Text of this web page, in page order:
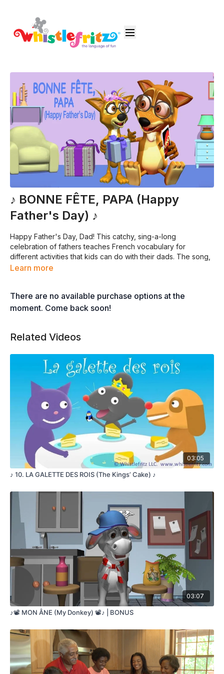
♪ BONNE FÊTE, PAPA (Happy
Father's Day) ♪
Happy Father's Day, Dad! This catchy, sing-a-long
celebration of fathers teaches French vocabulary for
different activities that kids can do with their dads. The song,
performed by Laura and Alexandra Prossaird, is from
BONNE FÊTE, PAPA
BONNE FÊTE, PAPA
BONNE FÊTE, PAPA
J’AIME TELLEMENT CE JOUR-LÀ
JE PASSE MA JOURNÉE AVEC TOI
ÇA ME REMPLIT DE JOIE
Chantez avec nous !
BONNE FÊTE, PAPA
BONNE FÊTE, PAPA
J’AIME TELLEMENT CE JOUR-LÀ
QUELLE CHANCE D’AVOIR UN PÈRE COMME TOI
UNE PARTIE DE CACHE-CACHE
UN “PIERRE, FEUILLE, CISEAUX”
ON CUISINE UN GÂTEAU
OU ON FAIT DU VÉLO
BONNE FÊTE, PAPA
BONNE FÊTE, PAPA
J’AIME TELLEMENT CE JOUR-LÀ
JE PASSE MA JOURNÉE AVEC TOI
ÇA ME REMPLIT DE JOIE
BONNE FÊTE, PAPA
BONNE FÊTE, PAPA
J’AIME TELLEMENT CE JOUR-LÀ
QUELLE CHANCE D’AVOIR UN PÈRE COMME TOI
BONNE FÊTE DES PÈRES, PAPA
Learn more
There are no available purchase options at the
moment. Come back soon!
Related Videos
03:05
♪ 10. LA GALETTE DES ROIS (The Kings’ Cake) ♪
03:07
♪📽️ MON ÂNE (My Donkey) 📽️♪ | BONUS